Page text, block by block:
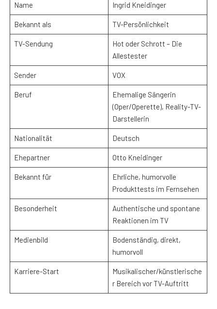
Name Ingrid Kneidinger
Bekannt als TV-Persönlichkeit
TV-Sendung
Hot oder Schrott – Die
Allestester
Sender VOX
Beruf
Ehemalige Sängerin
(Oper/Operette), Reality-TV-
Darstellerin
Nationalität Deutsch
Ehepartner Otto Kneidinger
Bekannt für
Ehrliche, humorvolle
Produkttests im Fernsehen
Besonderheit
Authentische und spontane
Reaktionen im TV
Medienbild
Bodenständig, direkt,
humorvoll
Karriere-Start
Musikalischer/künstlerische
r Bereich vor TV-Auftritt